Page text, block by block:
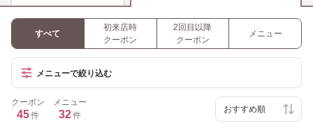
すべて
初来店時
クーポン
2回目以降
クーポン
メニュー
メニューで絞り込む
クーポン
45件
メニュー
32件